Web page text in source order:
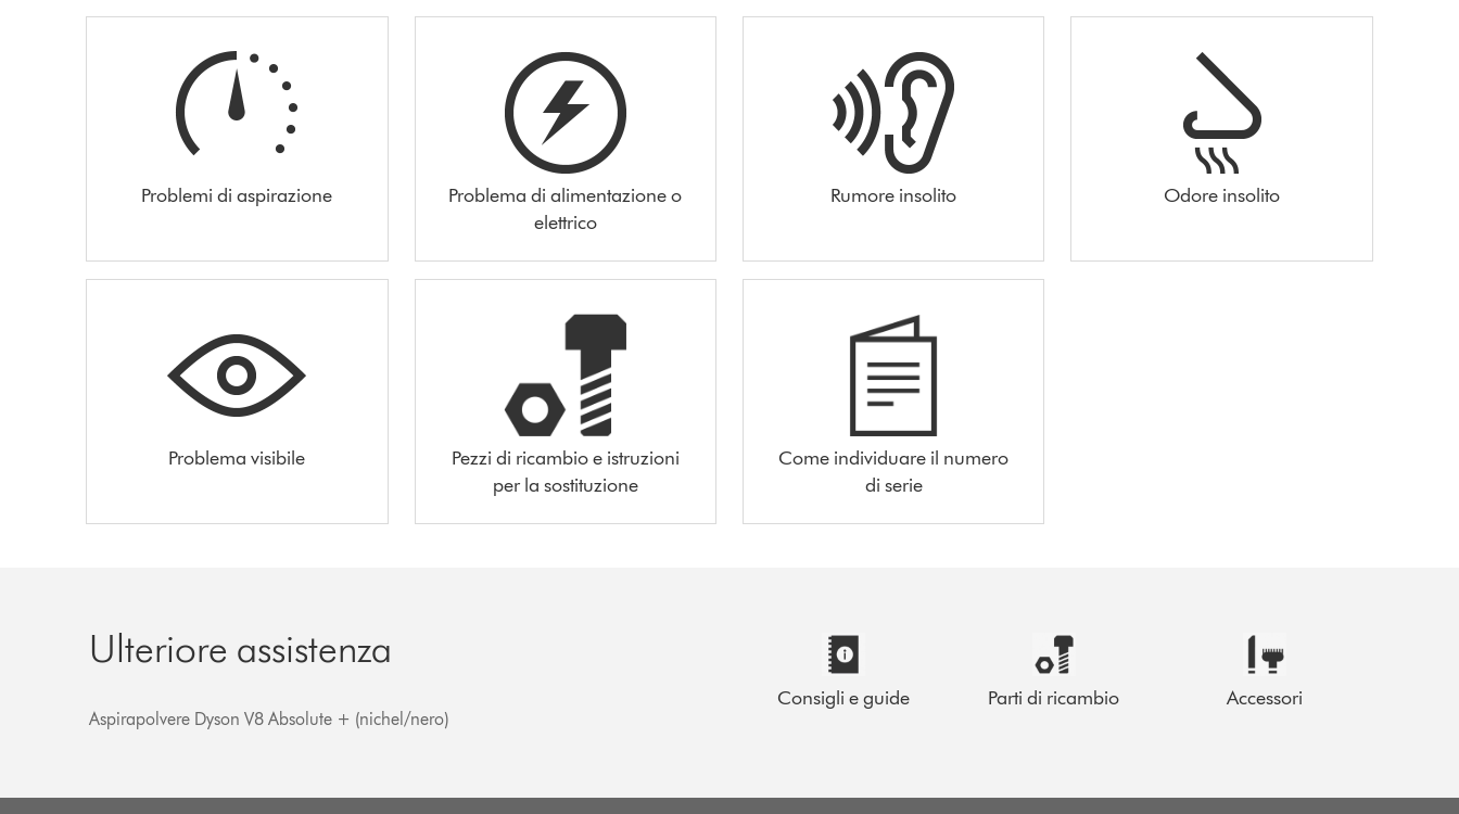
Problemi di aspirazione
Problema di alimentazione o
elettrico
Rumore insolito Odore insolito
Problema visibile
Pezzi di ricambio e istruzioni
per la sostituzione
Come individuare il numero
di serie
Ulteriore assistenza
Aspirapolvere Dyson V8 Absolute + (nichel/nero)
Consigli e guide Parti di ricambio Accessori